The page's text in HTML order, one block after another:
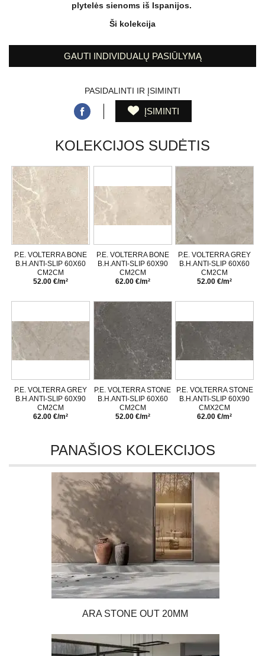
plytelės sienoms iš Ispanijos.
Ši kolekcija
GAUTI INDIVIDUALŲ PASIŪLYMĄ
PASIDALINTI IR ĮSIMINTI
ĮSIMINTI
KOLEKCIJOS SUDĖTIS
P.E. VOLTERRA BONE
B.H.ANTI-SLIP 60X60
CM2CM
52.00 €/m²
P.E. VOLTERRA BONE
B.H.ANTI-SLIP 60X90
CM2CM
62.00 €/m²
P.E. VOLTERRA GREY
B.H.ANTI-SLIP 60X60
CM2CM
52.00 €/m²
P.E. VOLTERRA GREY
B.H.ANTI-SLIP 60X90
CM2CM
62.00 €/m²
P.E. VOLTERRA STONE
B.H.ANTI-SLIP 60X60
CM2CM
52.00 €/m²
P.E. VOLTERRA STONE
B.H.ANTI-SLIP 60X90
CMX2CM
62.00 €/m²
PANAŠIOS KOLEKCIJOS
ARA STONE OUT 20MM